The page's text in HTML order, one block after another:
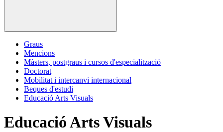
Graus
Mencions
Màsters, postgraus i cursos d'especialització
Doctorat
Mobilitat i intercanvi internacional
Beques d'estudi
Educació Arts Visuals
Educació Arts Visuals